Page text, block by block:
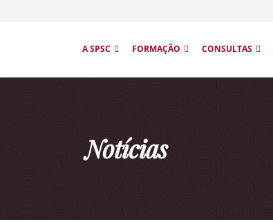
A SPSC FORMAÇÃO CONSULTAS
Notícias